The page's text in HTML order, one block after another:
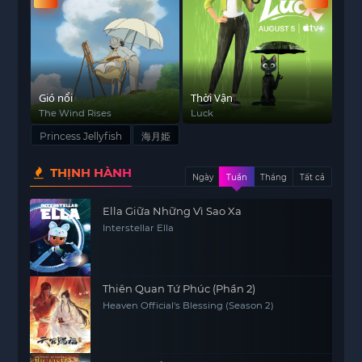
nhà trước nguy cơ bị phá hủy đến việc giúp
Tsukimi tự tin hơn trong cuộc sống và khám phá
bản thân. Từ đây, Tsukimi bắt đầu thay đổi, dần
dần học cách đối diện với những thử thách trong
cuộc sống và bước ra khỏi vỏ bọc của mình.
Princess Jellyfish
là câu chuyện về tình bạn, sự
tự tin và sự thay đổi, nơi Tsukimi học được cách
yếu của mình. Bộ anime này không chỉ mang đến
những tình huống hài hước mà còn truyền tải
thông điệp sâu sắc về việc khám phá bản thân và
chấp nhận sự khác biệt.
Để xem bộ anime và nhiều anime hấp dẫn khác,
hãy ghé thăm
thưởng thức chất lượng Vietsub Full HD.
Gió nổi
The Wind Rises
Thời Vận
Luck
Princess Jellyfish 海月姫
THỊNH HÀNH Ngày Tuần Tháng Tất cả
Ella Giữa Những Vì Sao Xa
Interstellar Ella
Thiên Quan Tứ Phúc (Phần 2)
Heaven Official's Blessing (Season 2)